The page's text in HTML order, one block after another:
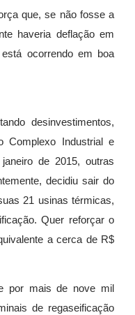
que, se não fosse a
haveria deflação em
ocorrendo em boa
desinvestimentos,
Complexo Industrial e
de 2015, outras
decidiu sair do
21 usinas térmicas,
Quer reforçar o
a cerca de R$
por mais de nove mil
de regaseificação